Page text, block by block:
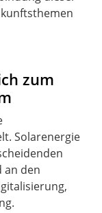
zum
Solarenergie
an den